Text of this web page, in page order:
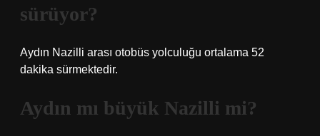
sürüyor?
Aydın Nazilli arası otobüs yolculuğu ortalama 52
dakika sürmektedir.
Aydın mı büyük Nazilli mi?